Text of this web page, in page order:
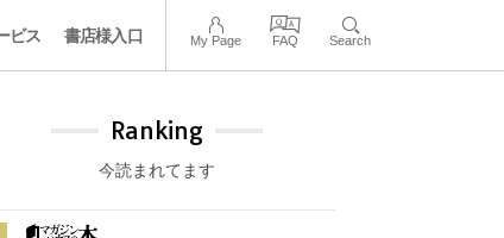
ビス 書店様入口 My Page FAQ Search
Ranking
今読まれてます